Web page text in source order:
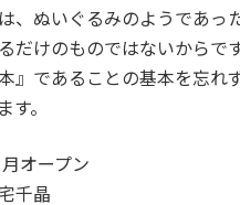
、ぬいぐるみのようであっ
だけのものではないからです
』であることの基本を忘
す。
オープン
千晶